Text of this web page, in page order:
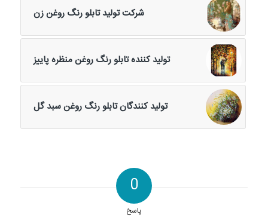
شرکت تولید تابلو رنگ روغن زن
تولید کننده تابلو رنگ روغن منظره پاییز
تولید کنندگان تابلو رنگ روغن سبد گل
0
پاسخ